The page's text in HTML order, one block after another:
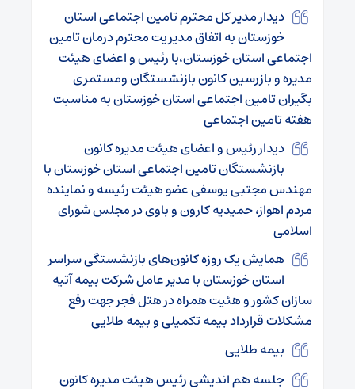
دیدار مدیر کل محترم تامین اجتماعی استان
خوزستان به اتفاق مدیریت محترم درمان تامین
اجتماعی استان خوزستان،با رئیس و اعضای هیئت
مدیره و بازرسین کانون بازنشستگان ومستمری
بگیران تامین اجتماعی استان خوزستان به مناسبت
هفته تامین اجتماعی
دیدار رئیس و اعضای هیئت مدیره کانون
بازنشستگان تامین اجتماعی استان خوزستان با
مهندس مجتبی یوسفی عضو هیئت رئیسه و نماینده
مردم اهواز، حمیدیه کارون و باوی در مجلس شورای
اسلامی
همایش یک روزه کانون‌های بازنشستگی سراسر
استان خوزستان با مدیر عامل شرکت بیمه آتیه
سازان کشور و هئیت همراه در هتل فجر جهت رفع
مشکلات قرارداد بیمه تکمیلی و بیمه طلایی
بیمه طلایی
جلسه هم اندیشی رئیس هیئت مدیره کانون